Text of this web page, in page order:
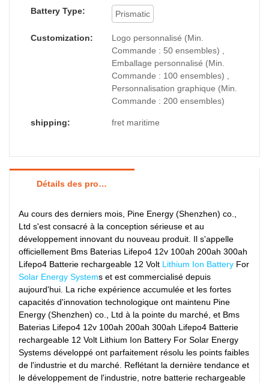
Battery Type: Prismatic
Customization:
Logo personnalisé (Min.
Commande : 50 ensembles) ,
Emballage personnalisé (Min.
Commande : 100 ensembles) ,
Personnalisation graphique (Min.
Commande : 200 ensembles)
shipping: fret maritime
Détails des produits
Au cours des derniers mois, Pine Energy (Shenzhen) co.,
Ltd s'est consacré à la conception sérieuse et au
développement innovant du nouveau produit. Il s'appelle
officiellement Bms Baterias Lifepo4 12v 100ah 200ah 300ah
Lifepo4 Batterie rechargeable 12 Volt Lithium Ion Battery For
Solar Energy Systems et est commercialisé depuis
aujourd'hui. La riche expérience accumulée et les fortes
capacités d'innovation technologique ont maintenu Pine
Energy (Shenzhen) co., Ltd à la pointe du marché, et Bms
Baterias Lifepo4 12v 100ah 200ah 300ah Lifepo4 Batterie
rechargeable 12 Volt Lithium Ion Battery For Solar Energy
Systems développé ont parfaitement résolu les points faibles
de l'industrie et du marché. Reflétant la dernière tendance et
le développement de l'industrie, notre batterie rechargeable